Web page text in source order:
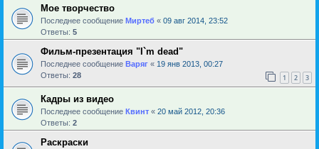
Мое творчество
Последнее сообщение Миртеб « 09 авг 2014, 23:52
Ответы: 5
Фильм-презентация "I`m dead"
Последнее сообщение Варяг « 19 янв 2013, 00:27
Ответы: 28 1 2 3
Кадры из видео
Последнее сообщение Квинт « 20 май 2012, 20:36
Ответы: 2
Раскраски